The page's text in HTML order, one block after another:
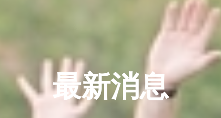
最新消息